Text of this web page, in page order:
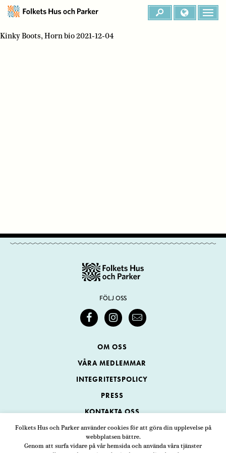
Folkets Hus och Parker använder cookies för att göra din upplevelse på
webbplatsen bättre.
Genom att surfa vidare på vår hemsida och använda våra tjänster
Kinky Boots, Horn bio 2021-12-04
FÖLJ OSS
OM OSS
VÅRA MEDLEMMAR
INTEGRITETSPOLICY
PRESS
KONTAKTA OSS
Folkets Hus och Parker